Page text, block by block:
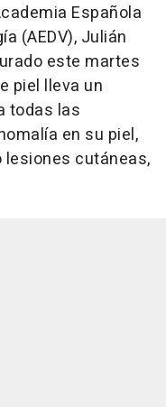
Española
(AEDV), Julián
este martes
piel lleva un
todas las
en su piel,
cutáneas,